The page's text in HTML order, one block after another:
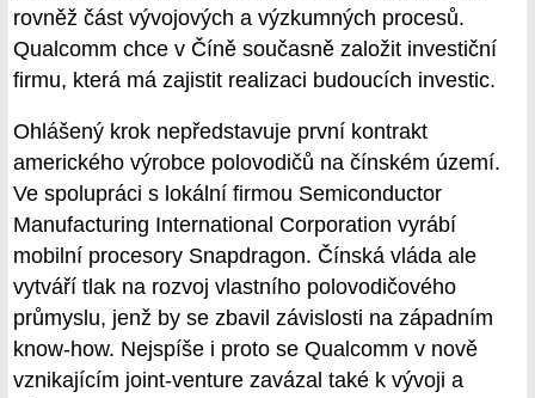
rovněž část vývojových a výzkumných procesů.
Qualcomm chce v Číně současně založit investiční
firmu, která má zajistit realizaci budoucích investic.
Ohlášený krok nepředstavuje první kontrakt
amerického výrobce polovodičů na čínském území.
Ve spolupráci s lokální firmou Semiconductor
Manufacturing International Corporation vyrábí
mobilní procesory Snapdragon. Čínská vláda ale
vytváří tlak na rozvoj vlastního polovodičového
průmyslu, jenž by se zbavil závislosti na západním
know-how. Nejspíše i proto se Qualcomm v nově
vznikajícím joint-venture zavázal také k vývoji a